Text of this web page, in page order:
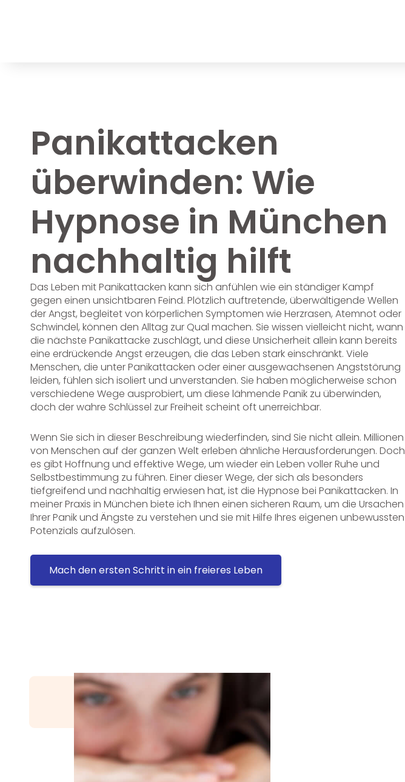
Panikattacken
überwinden: Wie
Hypnose in München
nachhaltig hilft
Das Leben mit Panikattacken kann sich anfühlen wie ein ständiger Kampf
gegen einen unsichtbaren Feind. Plötzlich auftretende, überwältigende Wellen
der Angst, begleitet von körperlichen Symptomen wie Herzrasen, Atemnot oder
Schwindel, können den Alltag zur Qual machen. Sie wissen vielleicht nicht, wann
die nächste Panikattacke zuschlägt, und diese Unsicherheit allein kann bereits
eine erdrückende Angst erzeugen, die das Leben stark einschränkt. Viele
Menschen, die unter Panikattacken oder einer ausgewachsenen Angststörung
leiden, fühlen sich isoliert und unverstanden. Sie haben möglicherweise schon
verschiedene Wege ausprobiert, um diese lähmende Panik zu überwinden,
doch der wahre Schlüssel zur Freiheit scheint oft unerreichbar.
Wenn Sie sich in dieser Beschreibung wiederfinden, sind Sie nicht allein. Millionen
von Menschen auf der ganzen Welt erleben ähnliche Herausforderungen. Doch
es gibt Hoffnung und effektive Wege, um wieder ein Leben voller Ruhe und
Selbstbestimmung zu führen. Einer dieser Wege, der sich als besonders
tiefgreifend und nachhaltig erwiesen hat, ist die Hypnose bei Panikattacken. In
meiner Praxis in München biete ich Ihnen einen sicheren Raum, um die Ursachen
Ihrer Panik und Ängste zu verstehen und sie mit Hilfe Ihres eigenen unbewussten
Potenzials aufzulösen.
Mach den ersten Schritt in ein freieres Leben